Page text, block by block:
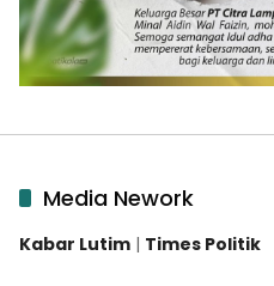
Media Nework
Kabar Lutim | Times Politik